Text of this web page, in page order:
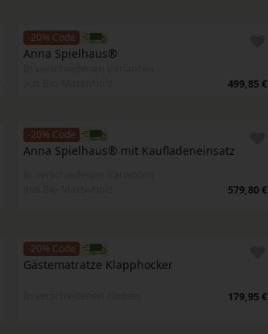
-20% Code
Anna Spielhaus®
499,85 €
-20% Code
Anna Spielhaus® mit Kaufladeneinsatz
579,80 €
-20% Code
Gästematratze Klapphocker
179,95 €